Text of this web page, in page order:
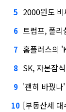
5 2000원도 비
6 트럼프, 폴리
7 홈플러스의
8 SK, 자본잠
9 '괜히 바꿨나'
10 [부동산세